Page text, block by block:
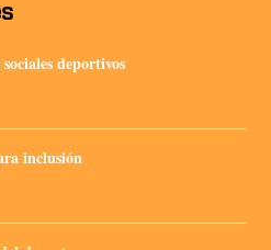
deportivos
inclusión